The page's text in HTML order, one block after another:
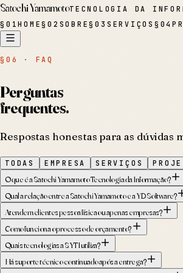
Satochi YamamotoTECNOLOGIA DA
§ 01HOME§02 SOBRE§03 SERVIÇOS § 04
§06 · FAQ
Perguntas
frequentes.
Respostas honestas para as
TODAS EMPRESA SERVIÇOS
O que é a Satochi Yamamoto Tecnologia da Informação?
Qual a relação entre a Satochi Yamamoto e a YD Software?
Atendem clientes pessoa física ou apenas empresas?
Como funciona o processo de orçamento?
Quais tecnologias a SYTI utiliza?
Há suporte técnico continuado após a entrega?